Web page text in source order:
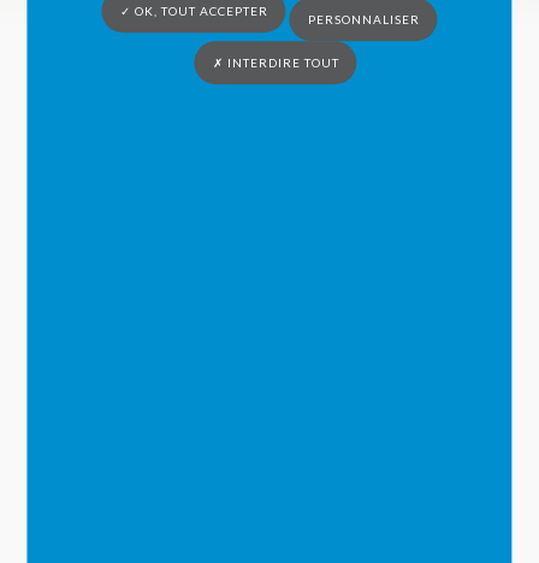
La lettre du Relais : cliquez ici
LES ATELIERS JEUX ET RENCONTRES
✓ OK, TOUT ACCEPTER
PERSONNALISER
✗ INTERDIRE TOUT